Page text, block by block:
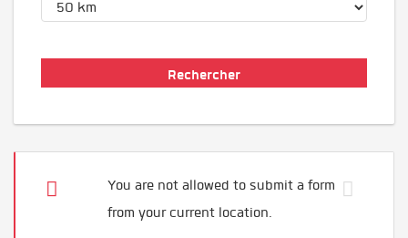
You are not allowed to submit a form
from your current location.